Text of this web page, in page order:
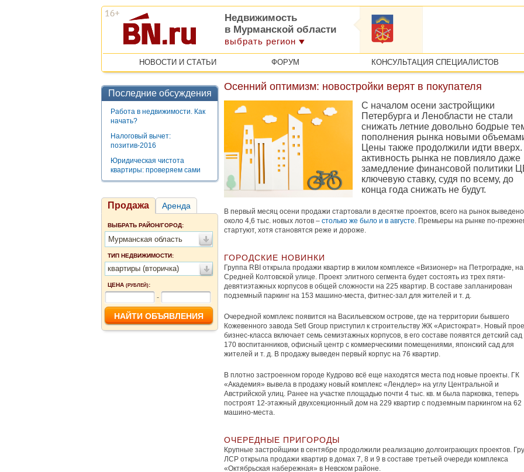
Недвижимость
в Мурманской области
выбрать регион
НОВОСТИ И СТАТЬИ ФОРУМ КОНСУЛЬТАЦИЯ СПЕЦИАЛИСТОВ
Последние обсуждения
Работа в недвижимости. Как
начать?
Налоговый вычет:
позитив-2016
Юридическая чистота
квартиры: проверяем сами
Продажа Аренда
ВЫБРАТЬ РАЙОН/ГОРОД:
Мурманская область
ТИП НЕДВИЖИМОСТИ:
квартиры (вторичка)
ЦЕНА (РУБЛЕЙ):
-
Осенний оптимизм: новостройки верят в покупателя
С началом осени застройщики
Петербурга и Ленобласти не стали
снижать летние довольно бодрые
пополнения рынка новыми
Цены также продолжили идти
активность рынка не повлияло даже
замедление финансовой политики
ключевую ставку, судя по всему, до
конца года снижать не будут.
В первый месяц осени продажи стартовали в десятке проектов, всего на рынок выведено
около 4,6 тыс. новых лотов – столько же было и в августе. Премьеры на рынке по-
стартуют, хотя становятся реже и дороже.
ГОРОДСКИЕ НОВИНКИ
Группа RBI открыла продажи квартир в жилом комплексе «Визионер» на Петроградке, на
Средней Колтовской улице. Проект элитного сегмента будет состоять из трех пяти-
девятиэтажных корпусов в общей сложности на 225 квартир. В составе запланирован
подземный паркинг на 153 машино-места, фитнес-зал для жителей и т. д.
Очередной комплекс появится на Васильевском острове, где на территории бывшего
Кожевенного завода Setl Group приступил к строительству ЖК «Аристократ». Новый
бизнес-класса включает семь семиэтажных корпусов, в его составе появятся детский сад
170 воспитанников, офисный центр с коммерческими помещениями, японский сад для
жителей и т. д. В продажу выведен первый корпус на 76 квартир.
В плотно застроенном городе Кудрово всё еще находятся места под новые проекты. ГК
«Академия» вывела в продажу новый комплекс «Лендлер» на углу Центральной и
Австрийской улиц. Ранее на участке площадью почти 4 тыс. кв. м была парковка, теперь
построят 12-этажный двухсекционный дом на 229 квартир с подземным паркингом на 62
машино-места.
ОЧЕРЕДНЫЕ ПРИГОРОДЫ
Крупные застройщики в сентябре продолжили реализацию долгоиграющих проектов.
ЛСР открыла продажи квартир в домах 7, 8 и 9 в составе третьей очереди комплекса
«Октябрьская набережная» в Невском районе.